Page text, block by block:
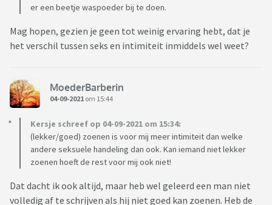
er een beetje waspoeder bij te doen.
Mag hopen, gezien je geen tot weinig ervaring hebt, dat je
het verschil tussen seks en intimiteit inmiddels wel weet?
MoederBarberin
04-09-2021 om 15:44
Kersje schreef op 04-09-2021 om 15:34:
(lekker/goed) zoenen is voor mij meer intimiteit dan welke
andere seksuele handeling dan ook. Kan iemand niet lekker
zoenen hoeft de rest voor mij ook niet!
Dat dacht ik ook altijd, maar heb wel geleerd een man niet
volledig af te schrijven als hij niet goed kan zoenen. Heb de